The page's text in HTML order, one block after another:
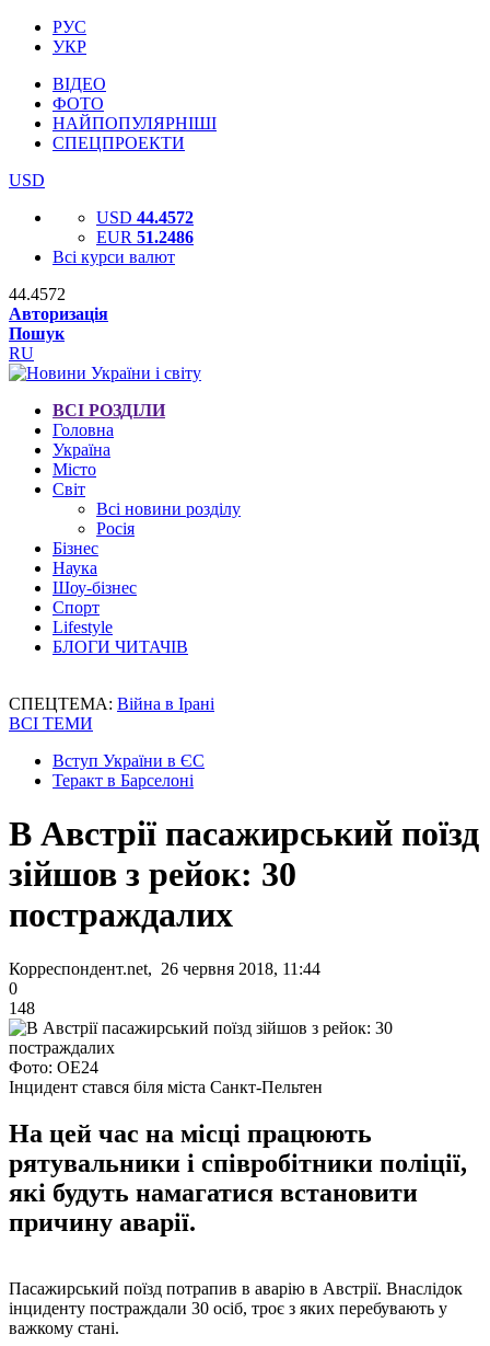
РУС
УКР
ВІДЕО
ФОТО
НАЙПОПУЛЯРНІШІ
СПЕЦПРОЕКТИ
USD
USD 44.4572
EUR 51.2486
Всі курси валют
44.4572
Авторизація
Пошук
RU
ВСІ РОЗДІЛИ
Головна
Україна
Місто
Світ
Всі новини розділу
Росія
Бізнес
Наука
Шоу-бізнес
Спорт
Lifestyle
БЛОГИ ЧИТАЧІВ
СПЕЦТЕМА: Війна в Ірані
ВСІ ТЕМИ
Вступ України в ЄС
Теракт в Барселоні
В Австрії пасажирський поїзд
зійшов з рейок: 30
постраждалих
Корреспондент.net, 26 червня 2018, 11:44
0
148
Фото: OE24
Інцидент стався біля міста Санкт-Пельтен
На цей час на місці працюють
рятувальники і співробітники поліції,
які будуть намагатися встановити
причину аварії.
Пасажирський поїзд потрапив в аварію в Австрії. Внаслідок
інциденту постраждали 30 осіб, троє з яких перебувають у
важкому стані.